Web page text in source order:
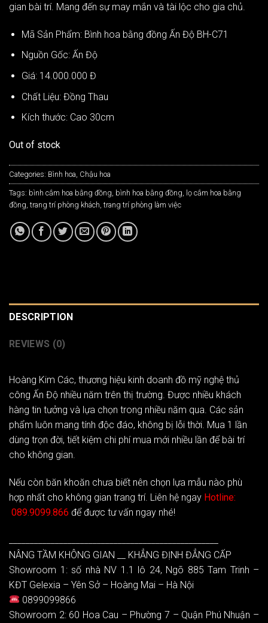
gian bài trí. Mang đến sự may mắn và tài lộc cho gia chủ.
Mã Sản Phẩm: Bình hoa bằng đồng Ấn Độ BH-C71
Nguồn Gốc: Ấn Độ
Giá: 14.000.000 Đ
Chất Liệu: Đồng Thau
Kích thước: Cao 30cm
Out of stock
Categories: Bình hoa Chậu hoa
Tags: bình cắm hoa bằng đồng bình hoa bằng đồng
lọ cắm hoa bằng
đồng trang trí phòng khách trang trí phòng làm việc
DESCRIPTION
REVIEWS (0)
Hoàng Kim Các, thương hiệu kinh doanh đồ mỹ nghệ thủ
công Ấn Độ nhiều năm trên thị trường. Được nhiều khách
hàng tin tưởng và lựa chọn trong nhiều năm qua. Các sản
phẩm luôn mang tính độc đáo, không bị lỗi thời. Mua 1 lần
dùng trọn đời, tiết kiệm chi phí mua mới nhiều lần để bài trí
cho không gian.
Nếu còn băn khoăn chưa biết nên chọn lựa mẫu nào phù
hợp nhất cho không gian trang trí. Liên hệ ngay Hotline:
089.9099.866 để được tư vấn ngay nhé!
NÂNG TẦM KHÔNG GIAN __ KHẲNG ĐỊNH ĐẲNG CẤP
Showroom 1: số nhà NV 1.1 lô 24, Ngõ 885 Tam Trinh –
KĐT Gelexia – Yên Sở – Hoàng Mai – Hà Nội
0899099866
Showroom 2: 60 Hoa Cau – Phường 7 – Quận Phú Nhuận –